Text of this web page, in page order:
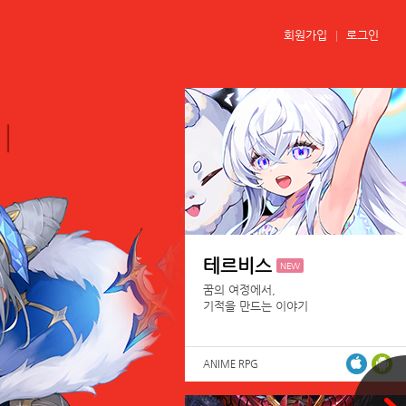
회원가입 로그인
테르비스 NEW
꿈의 여정에서,
기적을 만드는 이야기
ANIME RPG